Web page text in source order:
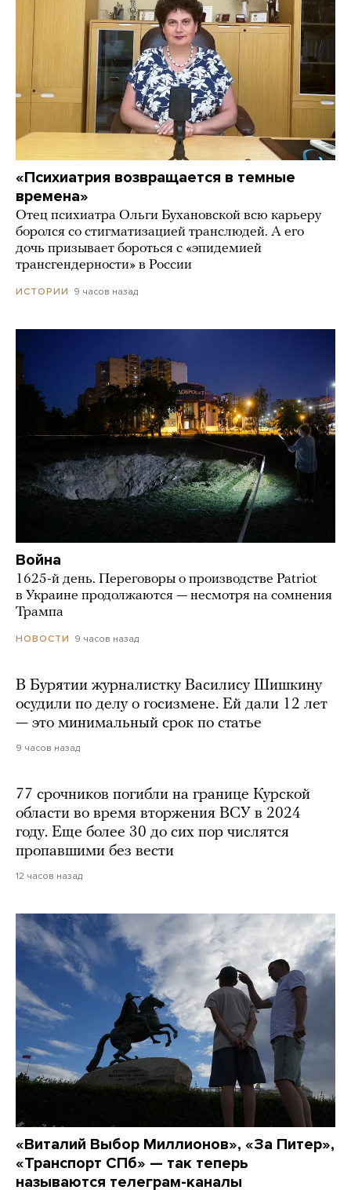
«Психиатрия возвращается в темные
времена»
Отец психиатра Ольги Бухановской всю карьеру
боролся со стигматизацией транслюдей. А его
дочь призывает бороться с «эпидемией
трансгендерности» в России
ИСТОРИИ 9 часов назад
Война
1625-й день. Переговоры о производстве Patriot
в Украине продолжаются — несмотря на сомнения
Трампа
НОВОСТИ 9 часов назад
В Бурятии журналистку Василису Шишкину
осудили по делу о госизмене. Ей дали 12 лет
— это минимальный срок по статье
9 часов назад
77 срочников погибли на границе Курской
области во время вторжения ВСУ в 2024
году. Еще более 30 до сих пор числятся
пропавшими без вести
12 часов назад
«Виталий Выбор Миллионов», «За Питер»,
«Транспорт СПб» — так теперь
называются телеграм-каналы